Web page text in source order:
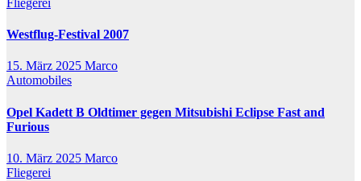
Westflug-Festival 2007
15. März 2025 Marco
Automobiles
Opel Kadett B Oldtimer gegen Mitsubishi Eclipse Fast and
Furious
10. März 2025 Marco
Fliegerei